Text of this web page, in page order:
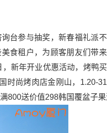
台参与抽奖，新春福礼派
食租户，为顾客朋友们带
新年开业优惠活动，烤鸭买
时尚烤肉店金刚山，1.20-
800送价值298韩国覆盆子果